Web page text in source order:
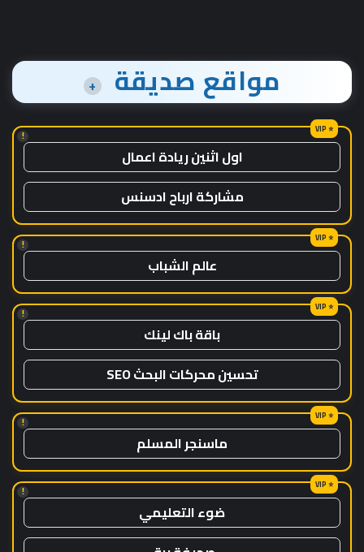
مواقع صديقة +
!
اول اثنين ريادة اعمال
مشاركة ارباح ادسنس
!
عالم الشباب
!
باقة باك لينك
تحسين محركات البحث SEO
!
ماسنجر المسلم
!
ضوء التعليمي